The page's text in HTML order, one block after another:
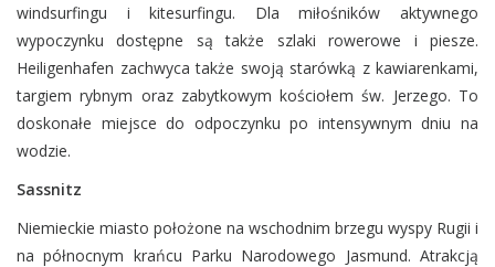
windsurfingu i kitesurfingu. Dla miłośników aktywnego
wypoczynku dostępne są także szlaki rowerowe i piesze.
Heiligenhafen zachwyca także swoją starówką z kawiarenkami,
targiem rybnym oraz zabytkowym kościołem św. Jerzego. To
doskonałe miejsce do odpoczynku po intensywnym dniu na
wodzie.
Sassnitz
Niemieckie miasto położone na wschodnim brzegu wyspy Rugii i
na północnym krańcu Parku Narodowego Jasmund. Atrakcją